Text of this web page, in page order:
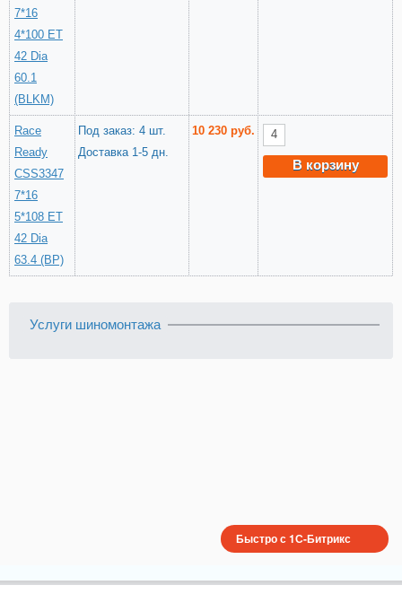
7*16
4*100 ET
42 Dia
60.1
(BLKM)
Race
Ready
CSS3347
7*16
5*108 ET
42 Dia
63.4 (BP)
Под заказ: 4 шт.
Доставка 1-5 дн.
10 230 руб.
В корзину
Услуги шиномонтажа
Быстро с 1С-Битрикс